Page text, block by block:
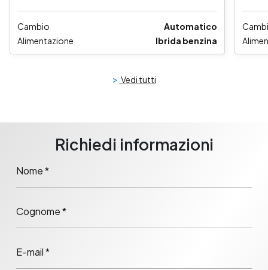
Cambio
Automatico
Alimentazione
Ibrida benzina
> Vedi tutti
Richiedi informazioni
Nome *
Cognome *
E-mail *